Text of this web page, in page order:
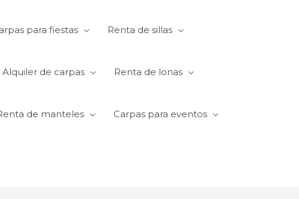
para fiestas Renta de sillas
Alquiler de carpas Renta de lonas
de manteles Carpas para eventos